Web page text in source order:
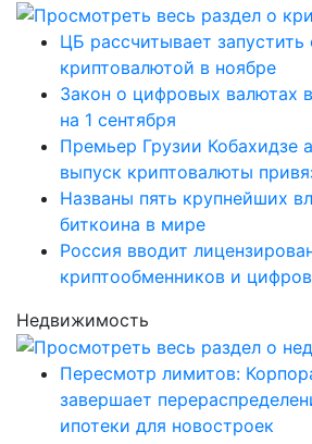
ЦБ рассчитывает запустить
криптовалютой в ноябре
Закон о цифровых валютах
на 1 сентября
Премьер Грузии Кобахидзе
выпуск криптовалюты
Названы пять крупнейших
биткоина в мире
Россия вводит
криптообменников и
Недвижимость
Пересмотр лимитов:
завершает
ипотеки для новостроек